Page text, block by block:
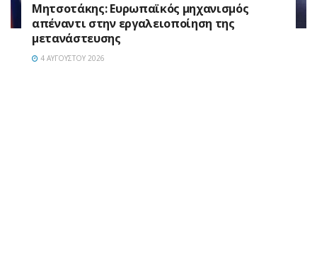
Μητσοτάκης: Ευρωπαϊκός μηχανισμός
απέναντι στην εργαλειοποίηση της
μετανάστευσης
4 ΑΥΓΟΎΣΤΟΥ 2026